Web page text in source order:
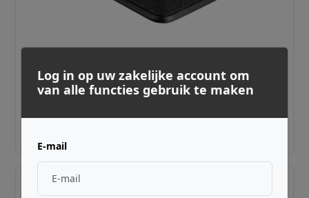
SE ELECTRONICS ·QRBL8OMNI
BL8 Omni
Log in op uw zakelijke account om
van alle functies gebruik te maken
E-mail